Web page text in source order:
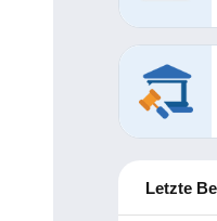
Letzte